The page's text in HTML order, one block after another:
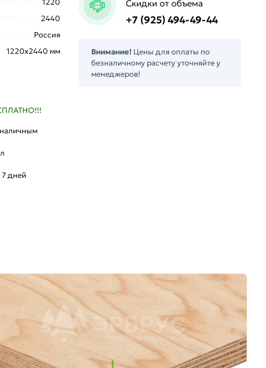
1220
2440
Россия
1220х2440 мм
7 дней
Скидки от объема
+7 (925) 494-49-44
Внимание!Цены для оплаты по
безналичному расчету уточняйте у
менеджеров!